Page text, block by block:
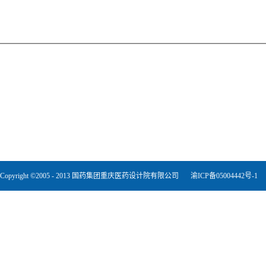
Copyright ©2005 - 2013 国药集团重庆医药设计院有限公司 渝ICP备05004442号-1